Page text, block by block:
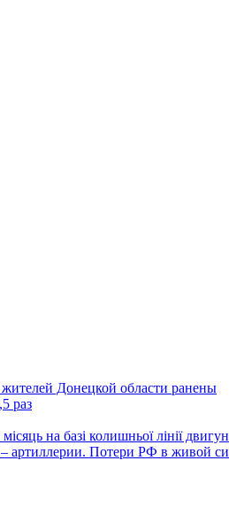
Донецкой области ранены
раз
на базі колишньої лінії
артиллерии. Потери РФ в живой